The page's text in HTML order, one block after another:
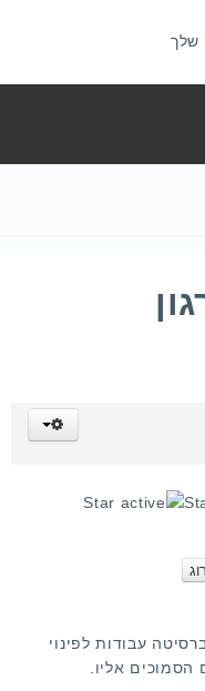
תבצע האוניברסיטה עבודות לפינוי
אליו.